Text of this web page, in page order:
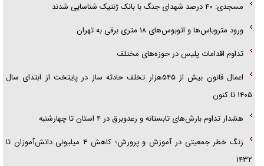
مسجدی: ۴۰ درصد شهدای جنگ با بانک ژنتیک شناسایی شدند
ورود متروباس‌ها و اتوبوس‌های ۱۸ متری برقی به تهران
تداوم اقدامات پلیس در حوزه‌های مختلف
اعمال قانون بیش از ۵۴۵هزار تخلف حادثه ساز در پایتخت از ابتدای سال
۱۴۰۵ تا کنون
هشدار تداوم بارش‌های تابستانه و رعدوبرق در ۴ استان تا چهارشنبه
زنگ خطر جمعیتی در آموزش و پرورش؛ کاهش ۴ میلیونی دانش‌آموزان تا
۱۴۳۲